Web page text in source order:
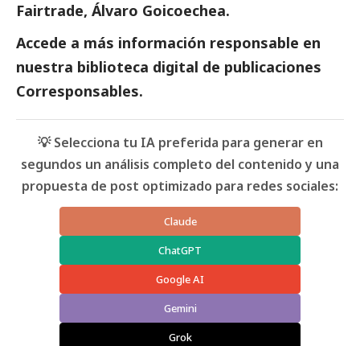
Fairtrade, Álvaro Goicoechea.
Accede a más información responsable en
nuestra biblioteca digital de publicaciones
Corresponsables.
💡 Selecciona tu IA preferida para generar en
segundos un análisis completo del contenido y una
propuesta de post optimizado para redes sociales:
Claude
ChatGPT
Google AI
Gemini
Grok